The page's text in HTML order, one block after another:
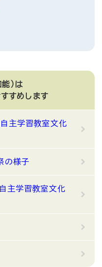
）は
すめします
主学習教室文化
の様子
主学習教室文化